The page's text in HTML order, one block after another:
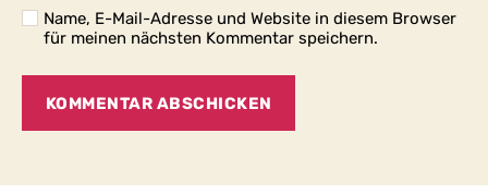
Name, E-Mail-Adresse und Website in diesem Browser
für meinen nächsten Kommentar speichern.